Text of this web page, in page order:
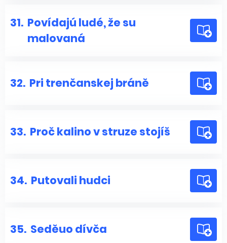
31. Povídajú ludé, že su
malovaná
32. Pri trenčanskej bráně
33. Proč kalino v struze stojíš
34. Putovali hudci
35. Seděuo dívča